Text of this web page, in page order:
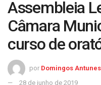
Assembleia
Câmara
curso de
por Domingos
28 de junho de 2019